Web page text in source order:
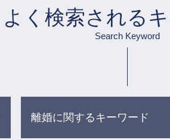
よく検索される
Search Keyword
離婚に関するキーワード